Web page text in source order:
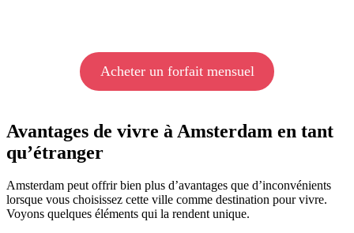
Acheter un forfait mensuel
Avantages de vivre à Amsterdam en tant
qu’étranger
Amsterdam peut offrir bien plus d’avantages que d’inconvénients
lorsque vous choisissez cette ville comme destination pour vivre.
Voyons quelques éléments qui la rendent unique.